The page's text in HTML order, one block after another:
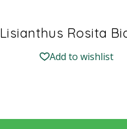
Lisianthus Rosita
Add to wishlist